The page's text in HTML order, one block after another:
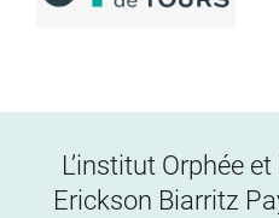
L’institut Orphée
Erickson Biarritz